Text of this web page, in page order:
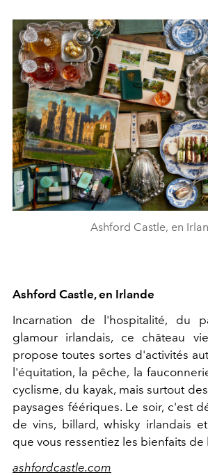
Ashford Castle, en
Ashford Castle, en Irlande
Incarnation de l'hospitalité, du
glamour irlandais, ce château
propose toutes sortes d'activités
l'équitation, la pêche, la
cyclisme, du kayak, mais surtout
paysages féériques. Le soir, c'est
de vins, billard, whisky irlandais
que vous ressentiez les bienfaits de
ashfordcastle.com